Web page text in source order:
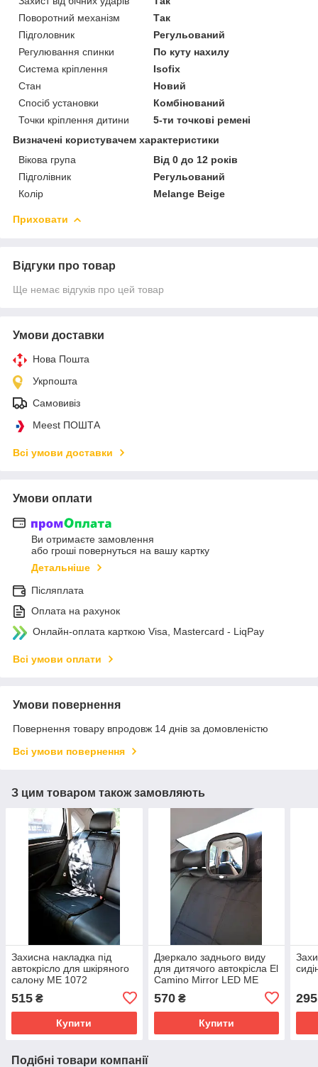
Поворотний механізм
Так
Підголовник
Регульований
Регулювання спинки
По куту нахилу
Система кріплення
Isofix
Стан
Новий
Спосіб установки
Комбінований
Точки кріплення дитини
5-ти точкові ремені
Визначені користувачем характеристики
Вікова група
Від 0 до 12 років
Підголівник
Регульований
Колір
Melange Beige
Приховати
Відгуки про товар
Ще немає відгуків про цей товар
Умови доставки
Нова Пошта
Укрпошта
Самовивіз
Meest ПОШТА
Всі умови доставки
Умови оплати
Ви отримаєте замовлення
або гроші повернуться на вашу картку
Детальніше
Післяплата
Оплата на рахунок
Онлайн-оплата карткою Visa, Mastercard - LiqPay
Всі умови оплати
Умови повернення
Повернення товару впродовж 14 днів за домовленістю
Всі умови повернення
З цим товаром також замовляють
Захисна накладка під
автокрісло для шкіряного
салону ME 1072
515 ₴
Купити
Дзеркало заднього виду
для дитячого автокрісла El
Camino Mirror LED ME
570₴
Купити
295
Подібні товари компанії